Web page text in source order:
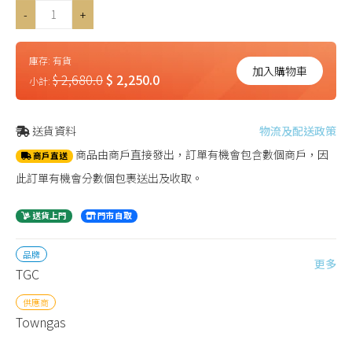
-
+
庫存: 有貨
小計: $ 2,680.0$ 2,250.0 加入購物車
送貨資料 物流及配送政策
商戶直送 商品由商戶直接發出，訂單有機會包含數個商戶，因
此訂單有機會分數個包裹送出及收取。
送貨上門 門市自取
品牌
TGC
更多
供應商
Towngas